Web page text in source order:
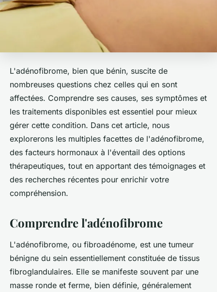
L'adénofibrome, bien que bénin, suscite de
nombreuses questions chez celles qui en sont
affectées. Comprendre ses causes, ses symptômes et
les traitements disponibles est essentiel pour mieux
gérer cette condition. Dans cet article, nous
explorerons les multiples facettes de l'adénofibrome,
des facteurs hormonaux à l'éventail des options
thérapeutiques, tout en apportant des témoignages et
des recherches récentes pour enrichir votre
compréhension.
Comprendre l'adénofibrome
L'adénofibrome, ou fibroadénome, est une tumeur
bénigne du sein essentiellement constituée de tissus
fibroglandulaires. Elle se manifeste souvent par une
masse ronde et ferme, bien définie, généralement